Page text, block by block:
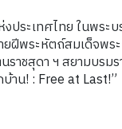
ประเทศไทย ในพระ
ฝีพระหัตถ์สมเด็จพร
ราชสุดา ฯ สยามบรม
าน! : Free at Last!”